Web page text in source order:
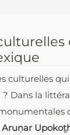
culturelles
Dans la
Aruṇar